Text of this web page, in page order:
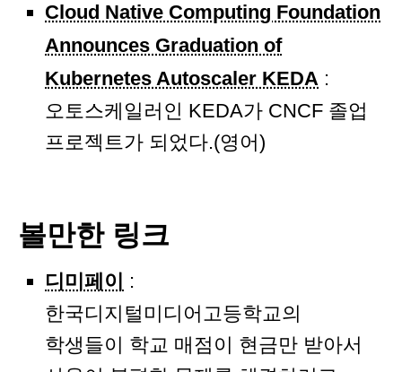
Cloud Native Computing Foundation
Announces Graduation of
Kubernetes Autoscaler KEDA :
오토스케일러인 KEDA가 CNCF 졸업
프로젝트가 되었다.(영어)
볼만한 링크
디미페이
:
한국디지털미디어고등학교의
학생들이 학교 매점이 현금만 받아서